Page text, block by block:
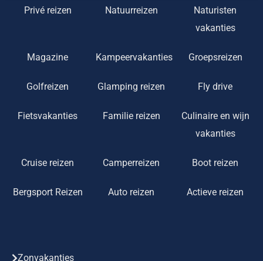
Privé reizen Natuurreizen
Naturisten
vakanties
Magazine Kampeervakanties Groepsreizen
Golfreizen Glamping reizen Fly drive
Fietsvakanties Familie reizen
Culinaire en wijn
vakanties
Cruise reizen Camperreizen Boot reizen
Bergsport Reizen Auto reizen Actieve reizen
Zonvakanties